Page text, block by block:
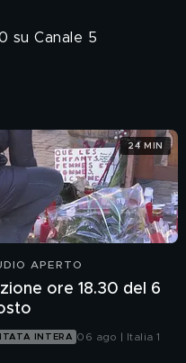
su Canale 5
APERTO
ore 18.30 del 6
INTERA 06 ago | Italia 1
24 MIN